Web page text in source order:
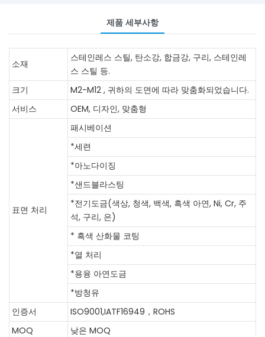
제품 세부사항
소재
스테인레스 스틸, 탄소강, 합금강, 구리, 스테인레
스 스틸 등.
크기
M2-M12 , 귀하의 도면에 따라 맞춤화되었습니다.
서비스
OEM, 디자인, 맞춤형
표면 처리
패시베이션
*세련
*아노다이징
*샌드블라스팅
*전기도금(색상, 청색, 백색, 흑색 아연, Ni, Cr, 주
석, 구리, 은)
* 흑색 산화물 코팅
*열 처리
*용융 아연도금
*방청유
인증서
ISO9001,IATF16949，ROHS
MOQ
낮은 MOQ